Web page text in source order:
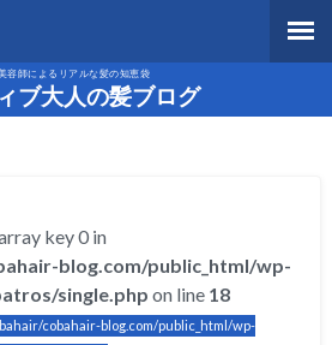
容師によるリアルな髪の知恵袋
ブ大人の髪ブログ
key 0 in
blog.com/public_html/wp-
single.php on line 18
cobahair-blog.com/public_html/wp-